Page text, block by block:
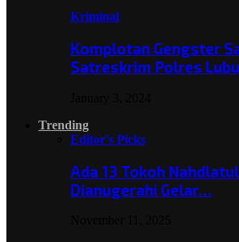
Kriminal
Komplotan Gengster
Satreskrim Polres
Trending
Editor's Picks
Ada 13 Tokoh
Dianugerahi Gelar…